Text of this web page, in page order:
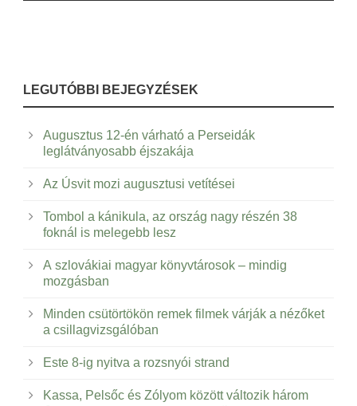
LEGUTÓBBI BEJEGYZÉSEK
Augusztus 12-én várható a Perseidák
leglátványosabb éjszakája
Az Úsvit mozi augusztusi vetítései
Tombol a kánikula, az ország nagy részén 38
foknál is melegebb lesz
A szlovákiai magyar könyvtárosok – mindig
mozgásban
Minden csütörtökön remek filmek várják a nézőket
a csillagvizsgálóban
Este 8-ig nyitva a rozsnyói strand
Kassa, Pelsőc és Zólyom között változik három